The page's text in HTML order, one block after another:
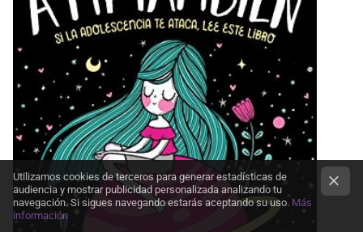
Utilizamos cookies de terceros para generar estadísticas de
audiencia y mostrar publicidad personalizada analizando tu
navegación. Si sigues navegando estarás aceptando su uso. Más
información